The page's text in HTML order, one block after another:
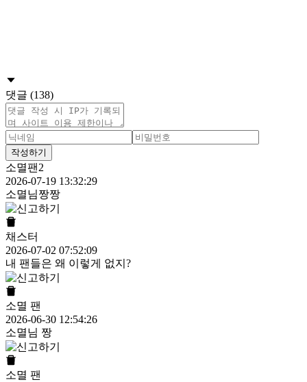
댓글 (138)
작성하기
소멸팬2
2026-07-19 13:32:29
소멸님짱짱
채스터
2026-07-02 07:52:09
내 팬들은 왜 이렇게 없지?
소멸 팬
2026-06-30 12:54:26
소멸님 짱
소멸 팬